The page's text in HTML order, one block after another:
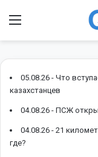
05.08.26 - Что
казахстанцев
04.08.26 - ПСЖ
04.08.26 - 21
где?